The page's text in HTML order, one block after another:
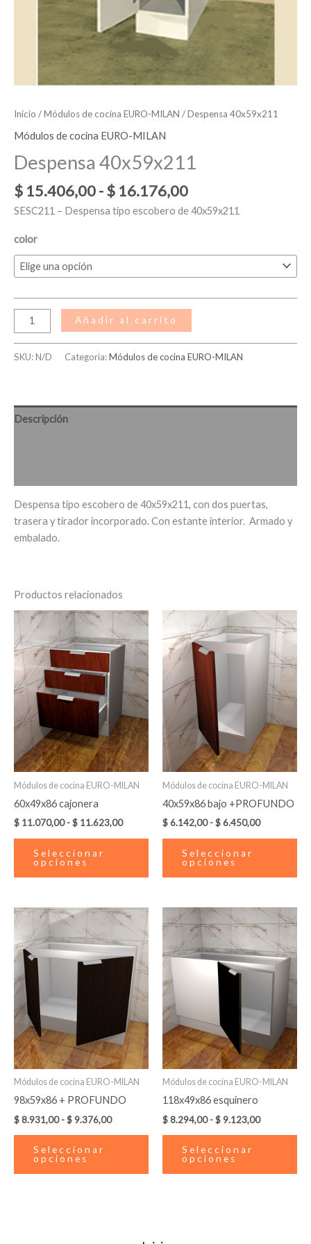
Inicio /Módulos de cocina EURO-MILAN / Despensa 40x59x211
Módulos de cocina EURO-MILAN
Despensa 40x59x211
$ 15.406,00-$ 16.176,00
SESC211 – Despensa tipo escobero de 40x59x211
color
Añadir al carrito
SKU:N/D Categoría:Módulos de cocina EURO-MILAN
Descripción
Despensa tipo escobero de 40x59x211, con dos puertas,
trasera y tirador incorporado. Con estante interior. Armado y
embalado.
Productos relacionados
Módulos de cocina EURO-MILAN
60x49x86 cajonera
$ 11.070,00 -$ 11.623,00
Rango
precios:
desde
$ 11.070,00
hasta
$ 11.623,00
Seleccionar
opciones
Este
producto
tiene
múltiples
variantes.
Las
opciones
pueden
elegir
página
producto
Módulos de cocina EURO-MILAN
40x59x86 bajo +PROFUNDO
$6.142,00 -$6.450,00
Rango
de
precios:
desde
$ 6.142,00
$ 6.450,00
Seleccionar
opciones
se
Módulos de cocina EURO-MILAN
98x59x86 + PROFUNDO
$8.931,00 -$ 9.376,00
Rango
de
desde
$ 8.931,00
hasta
$ 9.376,00
Seleccionar
opciones
Este
producto
tiene
múltiples
variantes.
Las
opciones
pueden
elegir
página
producto
Módulos de cocina EURO-MILAN
118x49x86 esquinero
$8.294,00 -$ 9.123,00
Rango
de
precios:
desde
$ 8.294,00
hasta
$ 9.123,00
Seleccionar
opciones
se